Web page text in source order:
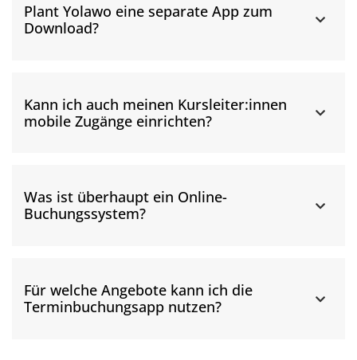
Plant Yolawo eine separate App zum
Download?
Kann ich auch meinen Kursleiter:innen
mobile Zugänge einrichten?
Was ist überhaupt ein Online-
Buchungssystem?
Für welche Angebote kann ich die
Terminbuchungsapp nutzen?